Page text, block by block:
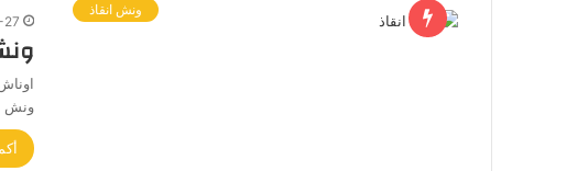
ونش انقاذ
ونش انقاذ